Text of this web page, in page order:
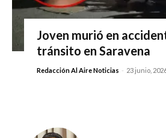
Joven murió en
tránsito en Saravena
Redacción Al Aire Noticias - 23 junio,